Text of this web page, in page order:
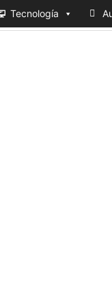
Tecnología